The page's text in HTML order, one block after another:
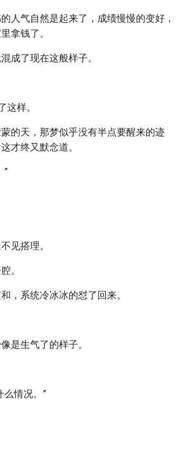
人气自然是起来了，成绩慢慢的变好，
拿钱了。
成了现在这般样子。
这样。
的天，那梦似乎没有半点要醒来的迹
才终又默念道。
”
见搭理。
。
，系统冷冰冰的怼了回来。
是生气了的样子。
么情况。”